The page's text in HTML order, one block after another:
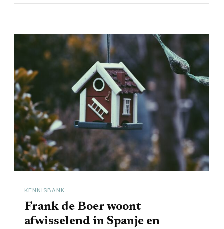
KENNISBANK
Frank de Boer woont
afwisselend in Spanje en